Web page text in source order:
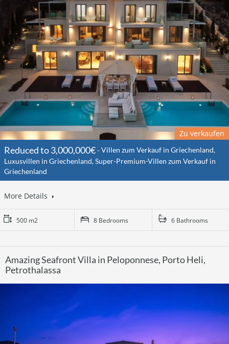
Zu verkaufen
Reduced to 3,000,000€
Villen zum Verkauf in Griechenland,
Luxusvillen in Griechenland, Super-Premium-Villen zum Verkauf in
Griechenland
More Details
500 m2 8 Bedrooms 6 Bathrooms
Amazing Seafront Villa in Peloponnese, Porto Heli,
Petrothalassa